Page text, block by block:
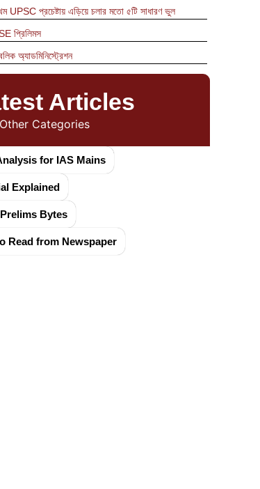
UPSC প্রচেষ্টায় এড়িয়ে চলার মতো ৫টি সাধারণ ভুল
প্রিলিমস
অ্যাডমিনিস্ট্রেশন
Articles
Categories
for IAS Mains
Explained
Bytes
Read from Newspaper